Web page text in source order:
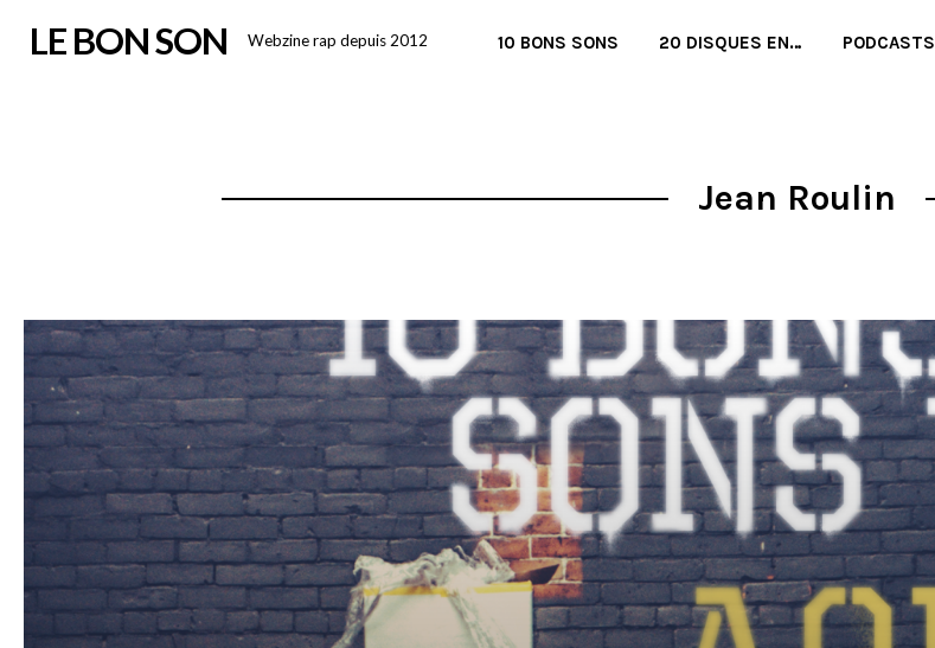
LE BON SON Webzine rap depuis 2012 10 BONS SONS 20 DISQUES EN… PODCASTS
Jean Roulin